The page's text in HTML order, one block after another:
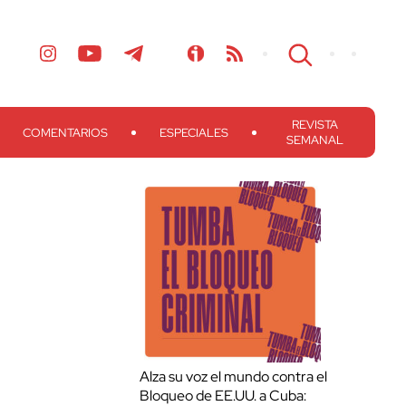
COMENTARIOS ESPECIALES
REVISTA
SEMANAL
Alza su voz el mundo contra el
Bloqueo de EE.UU. a Cuba: